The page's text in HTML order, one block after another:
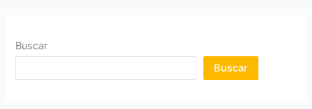
Buscar
Buscar